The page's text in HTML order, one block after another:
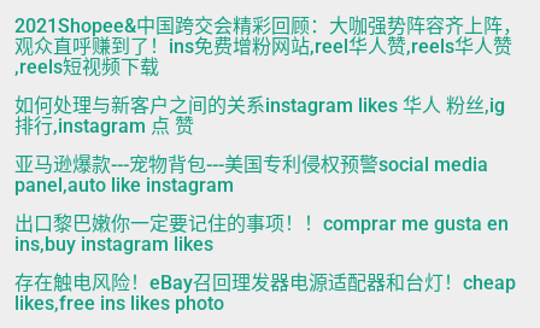
2021Shopee&中国跨交会精彩回顾：大咖强势阵容齐上阵，
观众直呼赚到了！ins免费增粉网站,reel华人赞,reels华人赞
,reels短视频下载
如何处理与新客户之间的关系instagram likes 华人 粉丝,ig
排行,instagram 点 赞
亚马逊爆款---宠物背包---美国专利侵权预警social media
panel,auto like instagram
出口黎巴嫩你一定要记住的事项！！comprar me gusta en
ins,buy instagram likes
存在触电风险！eBay召回理发器电源适配器和台灯！cheap
likes,free ins likes photo